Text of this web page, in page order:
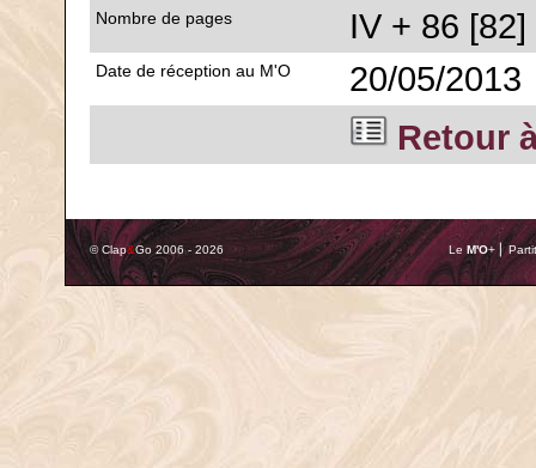
Nombre de pages IV + 86 [82]
Date de réception au M'O
20/05/2013
Retour
© Clap&Go 2006 - 2026 Le M'O+ ⎢